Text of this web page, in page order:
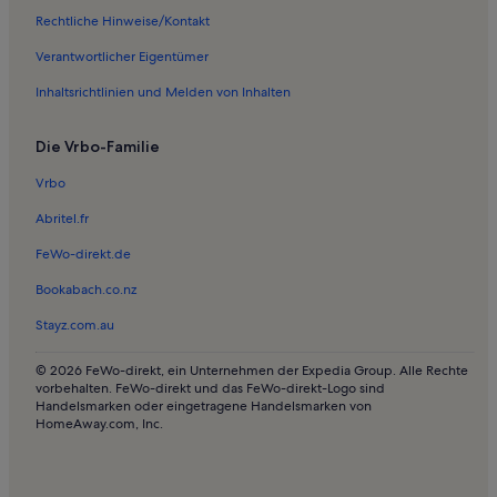
Ferienwohnungen in Folketinget
Ferienwohnungen in Nyhavn
Ferienwohnungen in Funebariet
Ferienunterkünfte am Meer in Kopenhagen
Bed and Breakfasts in Kopenhagen
Häuser in Kopenhagen
Villen in Kopenhagen
Haustierfreundliche Ferienunterkünfte in Kopenhagen
Ferienwohnungen und Apartments in Kopenhagen
Ferienwohnungen und Apartments in Copenhagen City Centre
Ferienunterkünfte mit Pool nahe Hvidovre Strand
Häuser in Bellevue Strand
Rechtliche Hinweise/Kontakt
Verantwortlicher Eigentümer
Inhaltsrichtlinien und Melden von Inhalten
Die Vrbo-Familie
Vrbo
Abritel.fr
FeWo-direkt.de
Bookabach.co.nz
Stayz.com.au
© 2026 FeWo-direkt, ein Unternehmen der Expedia Group. Alle Rechte
vorbehalten. FeWo-direkt und das FeWo-direkt-Logo sind
Handelsmarken oder eingetragene Handelsmarken von
HomeAway.com, Inc.